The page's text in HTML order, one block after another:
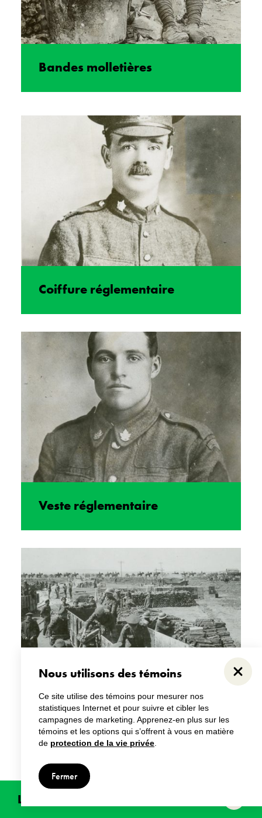
Nous utilisons des témoins
Ce site utilise des témoins pour mesurer nos
statistiques Internet et pour suivre et cibler les
campagnes de marketing. Apprenez-en plus sur les
témoins et les options qui s’offrent à vous en matière
de protection de la vie privée
Fermer
basculer
Liens rapides
Bandes molletières
Coiffure réglementaire
Veste réglementaire
Balles d’obus